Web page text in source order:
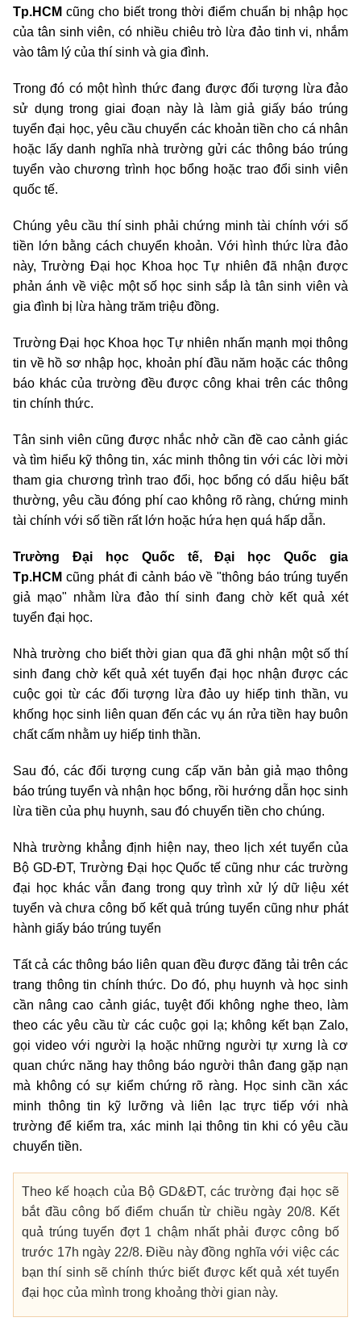
Tp.HCM cũng cho biết trong thời điểm chuẩn bị nhập học
của tân sinh viên, có nhiều chiêu trò lừa đảo tinh vi, nhắm
vào tâm lý của thí sinh và gia đình.
Trong đó có một hình thức đang được đối tượng lừa đảo
sử dụng trong giai đoạn này là làm giả giấy báo trúng
tuyển đại học, yêu cầu chuyển các khoản tiền cho cá nhân
hoặc lấy danh nghĩa nhà trường gửi các thông báo trúng
tuyển vào chương trình học bổng hoặc trao đổi sinh viên
quốc tế.
Chúng yêu cầu thí sinh phải chứng minh tài chính với số
tiền lớn bằng cách chuyển khoản. Với hình thức lừa đảo
này, Trường Đại học Khoa học Tự nhiên đã nhận được
phản ánh về việc một số học sinh sắp là tân sinh viên và
gia đình bị lừa hàng trăm triệu đồng.
Trường Đại học Khoa học Tự nhiên nhấn mạnh mọi thông
tin về hồ sơ nhập học, khoản phí đầu năm hoặc các thông
báo khác của trường đều được công khai trên các thông
tin chính thức.
Tân sinh viên cũng được nhắc nhở cần đề cao cảnh giác
và tìm hiểu kỹ thông tin, xác minh thông tin với các lời mời
tham gia chương trình trao đổi, học bổng có dấu hiệu bất
thường, yêu cầu đóng phí cao không rõ ràng, chứng minh
tài chính với số tiền rất lớn hoặc hứa hẹn quá hấp dẫn.
Trường Đại học Quốc tế, Đại học Quốc gia
Tp.HCM cũng phát đi cảnh báo về "thông báo trúng tuyển
giả mạo" nhằm lừa đảo thí sinh đang chờ kết quả xét
tuyển đại học.
Nhà trường cho biết thời gian qua đã ghi nhận một số thí
sinh đang chờ kết quả xét tuyển đại học nhận được các
cuộc gọi từ các đối tượng lừa đảo uy hiếp tinh thần, vu
khống học sinh liên quan đến các vụ án rửa tiền hay buôn
chất cấm nhằm uy hiếp tinh thần.
Sau đó, các đối tượng cung cấp văn bản giả mạo thông
báo trúng tuyển và nhận học bổng, rồi hướng dẫn học sinh
lừa tiền của phụ huynh, sau đó chuyển tiền cho chúng.
Nhà trường khẳng định hiện nay, theo lịch xét tuyển của
Bộ GD-ĐT, Trường Đại học Quốc tế cũng như các trường
đại học khác vẫn đang trong quy trình xử lý dữ liệu xét
tuyển và chưa công bố kết quả trúng tuyển cũng như phát
hành giấy báo trúng tuyển
Tất cả các thông báo liên quan đều được đăng tải trên các
trang thông tin chính thức. Do đó, phụ huynh và học sinh
cần nâng cao cảnh giác, tuyệt đối không nghe theo, làm
theo các yêu cầu từ các cuộc gọi lạ; không kết bạn Zalo,
gọi video với người lạ hoặc những người tự xưng là cơ
quan chức năng hay thông báo người thân đang gặp nạn
mà không có sự kiểm chứng rõ ràng. Học sinh cần xác
minh thông tin kỹ lưỡng và liên lạc trực tiếp với nhà
trường để kiểm tra, xác minh lại thông tin khi có yêu cầu
chuyển tiền.
Theo kế hoạch của Bộ GD&ĐT, các trường đại học sẽ
bắt đầu công bố điểm chuẩn từ chiều ngày 20/8. Kết
quả trúng tuyển đợt 1 chậm nhất phải được công bố
trước 17h ngày 22/8. Điều này đồng nghĩa với việc các
bạn thí sinh sẽ chính thức biết được kết quả xét tuyển
đại học của mình trong khoảng thời gian này.